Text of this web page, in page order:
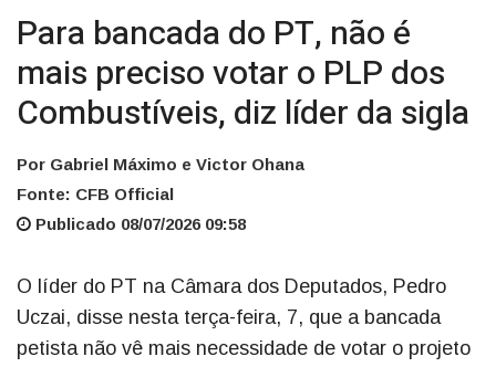
Para bancada do PT, não é
mais preciso votar o PLP dos
Combustíveis, diz líder da sigla
Por Gabriel Máximo e Victor Ohana
Fonte: CFB Official
Publicado 08/07/2026 09:58
O líder do PT na Câmara dos Deputados, Pedro
Uczai, disse nesta terça-feira, 7, que a bancada
petista não vê mais necessidade de votar o projeto